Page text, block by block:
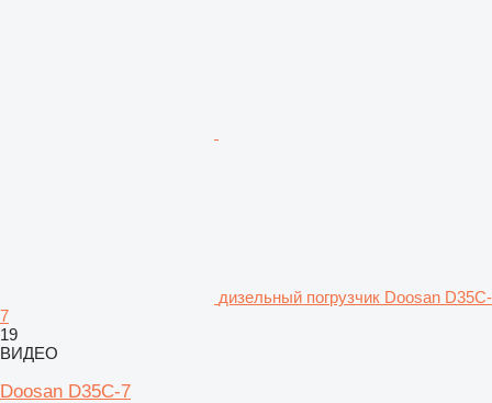
дизельный погрузчик Doosan D35C-
7
19
ВИДЕО
Doosan D35C-7